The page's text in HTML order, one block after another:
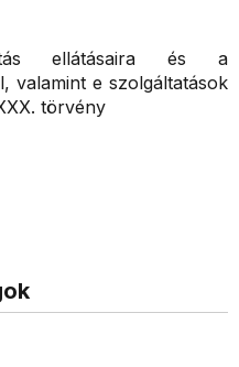
ellátásaira és a
valamint e szolgáltatások
törvény